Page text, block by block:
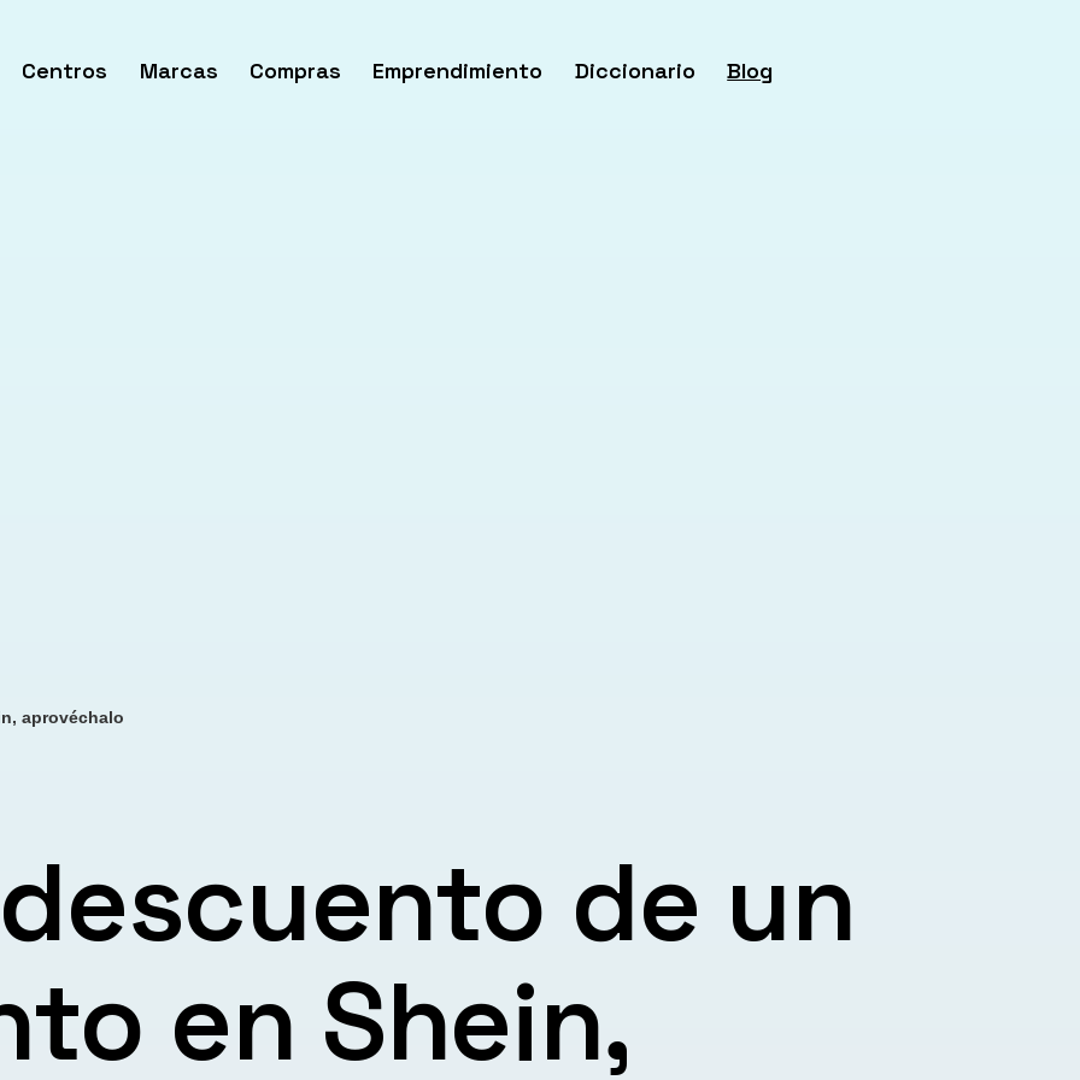
Centros Marcas Compras Emprendimiento Diccionario Blog
aprovéchalo
de un
en Shein,